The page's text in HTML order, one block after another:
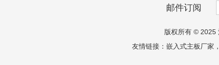
邮件订阅
版权所有 © 2025
友情链接： 嵌入式主板厂家